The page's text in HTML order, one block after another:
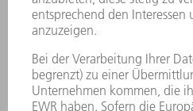
PRODUKTE
MASCHINEN & SYSTEME
LEISTUNGSELEKTRONIK
ELEKTROWERKZEUGE
SMART FACTORY
SOFTWARE